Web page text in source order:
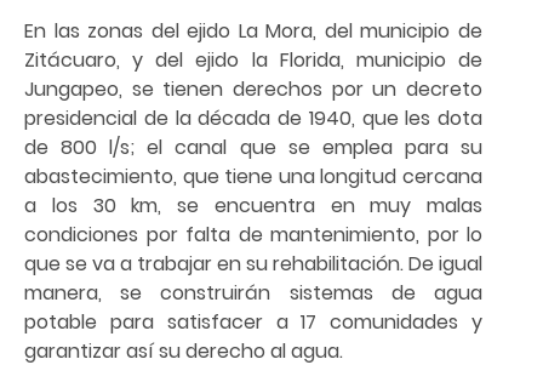
En las zonas del ejido La Mora, del municipio de
Zitácuaro, y del ejido la Florida, municipio de
Jungapeo, se tienen derechos por un decreto
presidencial de la década de 1940, que les dota
de 800 l/s; el canal que se emplea para su
abastecimiento, que tiene una longitud cercana
a los 30 km, se encuentra en muy malas
condiciones por falta de mantenimiento, por lo
que se va a trabajar en su rehabilitación. De igual
manera, se construirán sistemas de agua
potable para satisfacer a 17 comunidades y
garantizar así su derecho al agua.